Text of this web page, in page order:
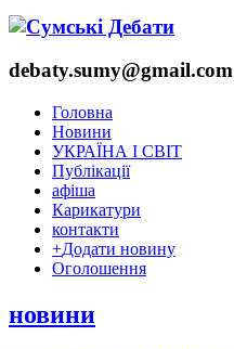
debaty.sumy@gmail.com
Головна
Новини
УКРАЇНА І СВІТ
Публікації
афіша
Карикатури
контакти
+Додати новину
Оголошення
новини